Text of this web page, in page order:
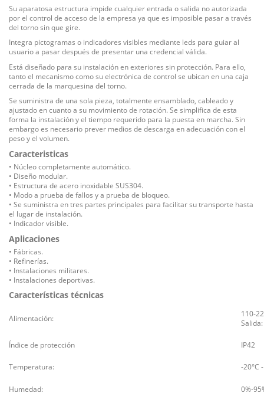
Su aparatosa estructura impide cualquier entrada o salida no autorizada
por el control de acceso de la empresa ya que es imposible pasar a través
del torno sin que gire.
Integra pictogramas o indicadores visibles mediante leds para guiar al
usuario a pasar después de presentar una credencial válida.
Está diseñado para su instalación en exteriores sin protección. Para ello,
tanto el mecanismo como su electrónica de control se ubican en una caja
cerrada de la marquesina del torno.
Se suministra de una sola pieza, totalmente ensamblado, cableado y
ajustado en cuanto a su movimiento de rotación. Se simplifica de esta
forma la instalación y el tiempo requerido para la puesta en marcha. Sin
embargo es necesario prever medios de descarga en adecuación con el
peso y el volumen.
Caracteristicas
• Núcleocompletamente automático.
• Diseño modular.
• Estructura de acero inoxidable SUS304.
• Modoa prueba de fallos ya prueba de bloqueo.
• Se suministra en tres partes principales para facilitar su transporte hasta
el lugar de instalación.
• Indicadorvisible.
Aplicaciones
• Fábricas.
• Refinerías.
• Instalaciones militares.
• Instalaciones deportivas.
Características técnicas
Alimentación:
110-
Índice de protección IP42
Temperatura: -20°C
Humedad: 0%-